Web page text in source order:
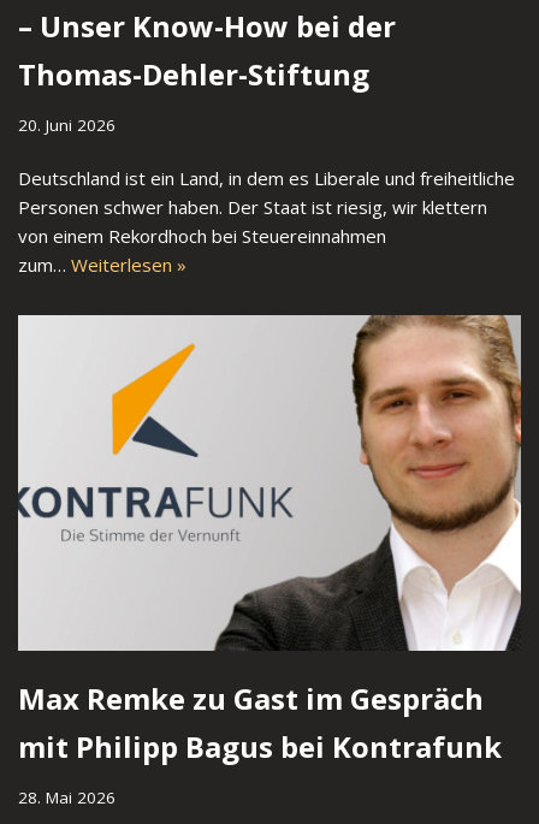
– Unser Know-How bei der
Thomas-Dehler-Stiftung
20. Juni 2026
Deutschland ist ein Land, in dem es Liberale und freiheitliche
Personen schwer haben. Der Staat ist riesig, wir klettern
von einem Rekordhoch bei Steuereinnahmen
zum… Weiterlesen »
Max Remke zu Gast im Gespräch
mit Philipp Bagus bei Kontrafunk
28. Mai 2026